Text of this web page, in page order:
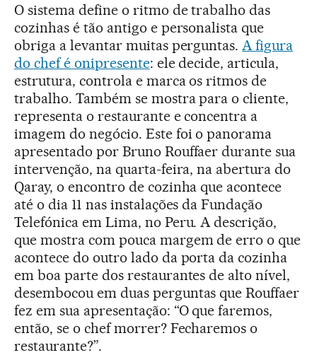
O sistema define o ritmo de trabalho das
cozinhas é tão antigo e personalista que
obriga a levantar muitas perguntas. A figura
do chef é onipresente: ele decide, articula,
estrutura, controla e marca os ritmos de
trabalho. Também se mostra para o cliente,
representa o restaurante e concentra a
imagem do negócio. Este foi o panorama
apresentado por Bruno Rouffaer durante sua
intervenção, na quarta-feira, na abertura do
Qaray, o encontro de cozinha que acontece
até o dia 11 nas instalações da Fundação
Telefónica em Lima, no Peru. A descrição,
que mostra com pouca margem de erro o que
acontece do outro lado da porta da cozinha
em boa parte dos restaurantes de alto nível,
desembocou em duas perguntas que Rouffaer
fez em sua apresentação: “O que faremos,
então, se o chef morrer? Fecharemos o
restaurante?”.